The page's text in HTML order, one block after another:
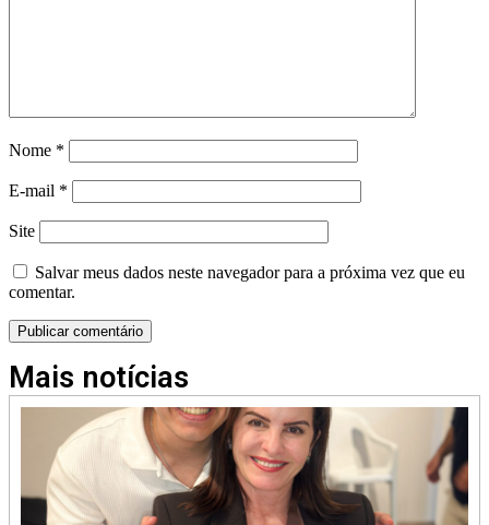
Nome *
E-mail *
Site
Salvar meus dados neste navegador para a próxima vez que eu
comentar.
Mais notícias